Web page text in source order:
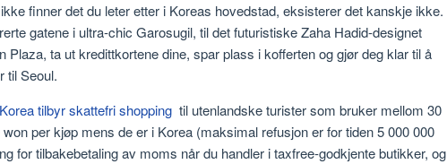
finner det du leter etter i Koreas hovedstad, eksisterer det kanskje ikke.
gatene i ultra-chic Garosugil, til det futuristiske Zaha Hadid-designet
Plaza, ta ut kredittkortene dine, spar plass i kofferten og gjør deg klar til å
til Seoul.
Korea tilbyr skattefri shopping til utenlandske turister som bruker mellom 30
per kjøp mens de er i Korea (maksimal refusjon er for tiden 5 000 000
for tilbakebetaling av moms når du handler i taxfree-godkjente butikker, og